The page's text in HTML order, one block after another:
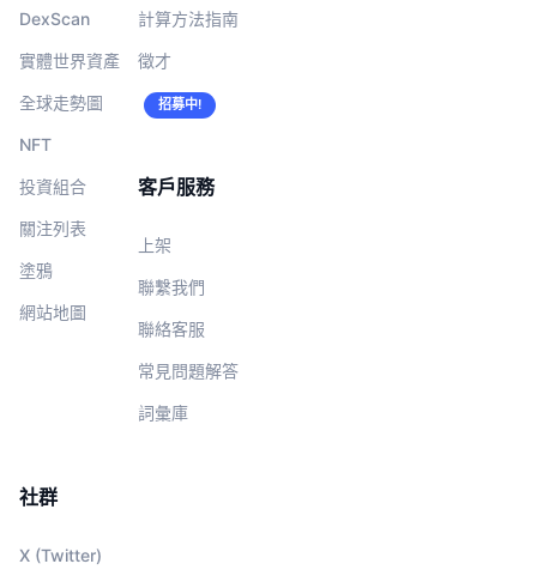
DexScan
實體世界資產
全球走勢圖
NFT
投資組合
關注列表
塗鴉
網站地圖
計算方法指南
徵才
招募中!
客戶服務
上架
聯繫我們
聯絡客服
常見問題解答
詞彙庫
社群
X (Twitter)